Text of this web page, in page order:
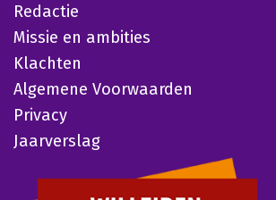
Redactie
Missie en ambities
Klachten
Algemene Voorwaarden
Privacy
Jaarverslag